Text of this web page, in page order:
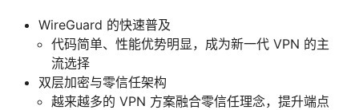
WireGuard 的快速普及
代码简单、性能优势明显，成为新一代 VPN 的主
流选择
双层加密与零信任架构
越来越多的 VPN 方案融合零信任理念，提升端点